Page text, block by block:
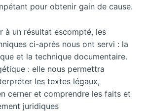
pour obtenir gain de cause.
à un résultat escompté, les
ci-après nous ont servi : la
et la technique documentaire.
: elle nous permettra
les textes légaux,
cerner et comprendre les faits et
juridiques